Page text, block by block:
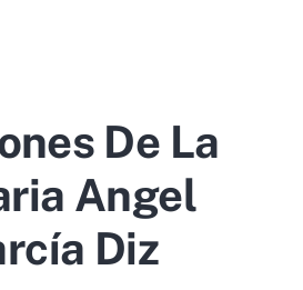
De La
Angel
Diz